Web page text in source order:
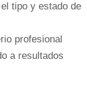
tipo y estado de
profesional
a resultados